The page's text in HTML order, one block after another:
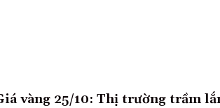
vàng 25/10: Thị trường trầm